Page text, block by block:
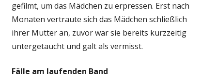
gefilmt, um das Mädchen zu erpressen. Erst nach
Monaten vertraute sich das Mädchen schließlich
ihrer Mutter an, zuvor war sie bereits kurzzeitig
untergetaucht und galt als vermisst.
Fälle am laufenden Band